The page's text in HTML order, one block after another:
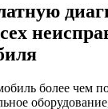
более чем